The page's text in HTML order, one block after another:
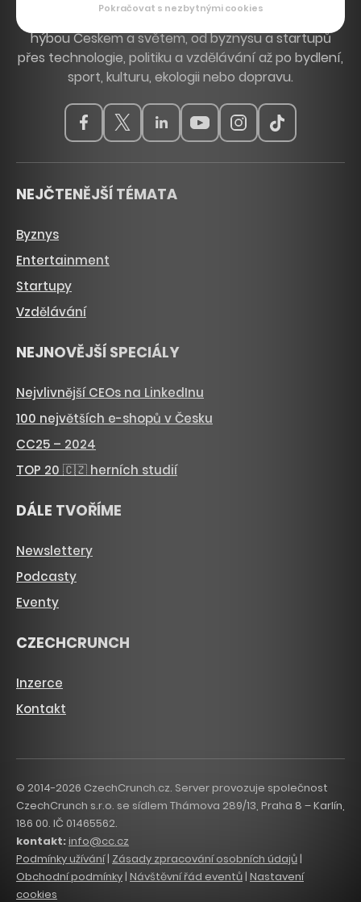
Hlavní zdroj inspirace. Věnujeme se tématům, která
hýbou Českem a světem, od byznysu a startupů
přes technologie, politiku a vzdělávání až po bydlení,
sport, kulturu, ekologii nebo dopravu.
NEJČTENĚJŠÍ TÉMATA
Byznys
Entertainment
Startupy
Vzdělávání
NEJNOVĚJŠÍ SPECIÁLY
Nejvlivnější CEOs na LinkedInu
100 největších e-shopů v Česku
CC25 – 2024
TOP 20 🇨🇿 herních studií
DÁLE TVOŘÍME
Newslettery
Podcasty
Eventy
CZECHCRUNCH
Inzerce
Kontakt
© 2014-2026 CzechCrunch.cz. Server provozuje společnost
CzechCrunch s.r.o. se sídlem Thámova 289/13, Praha 8 – Karlín,
186 00. IČ 01465562.
kontakt:info@cc.cz
Podmínky užívání| Zásady zpracování osobních údajů |
Obchodní podmínky | Návštěvní řád eventů | Nastavení
cookies
Pokračovat s nezbytnými cookies